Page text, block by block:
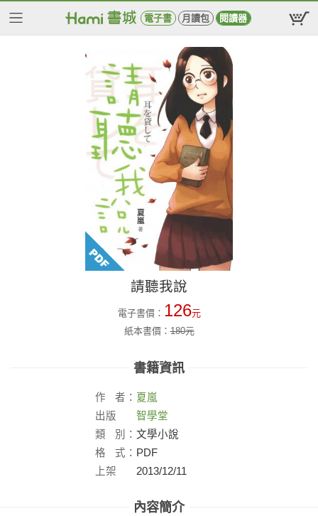
電子書 月讀包 閱讀器
請聽我說
電子書價： 126元
紙本書價：180元
書籍資訊
作 者： 夏嵐
出版
社：
智學堂
類
別： 文學小說
格
式： PDF
上架
2013/12/11
內容簡介